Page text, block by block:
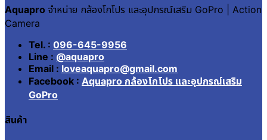
Aquapro จำหน่าย กล้องโกโปร และอุปกรณ์เสริม GoPro | Action
Camera
Tel. : 096-645-9956
Line : @aquapro
Email : loveaquapro@gmail.com
Facebook : Aquapro กล้องโกโปร และอุปกรณ์เสริม
GoPro
สินค้า